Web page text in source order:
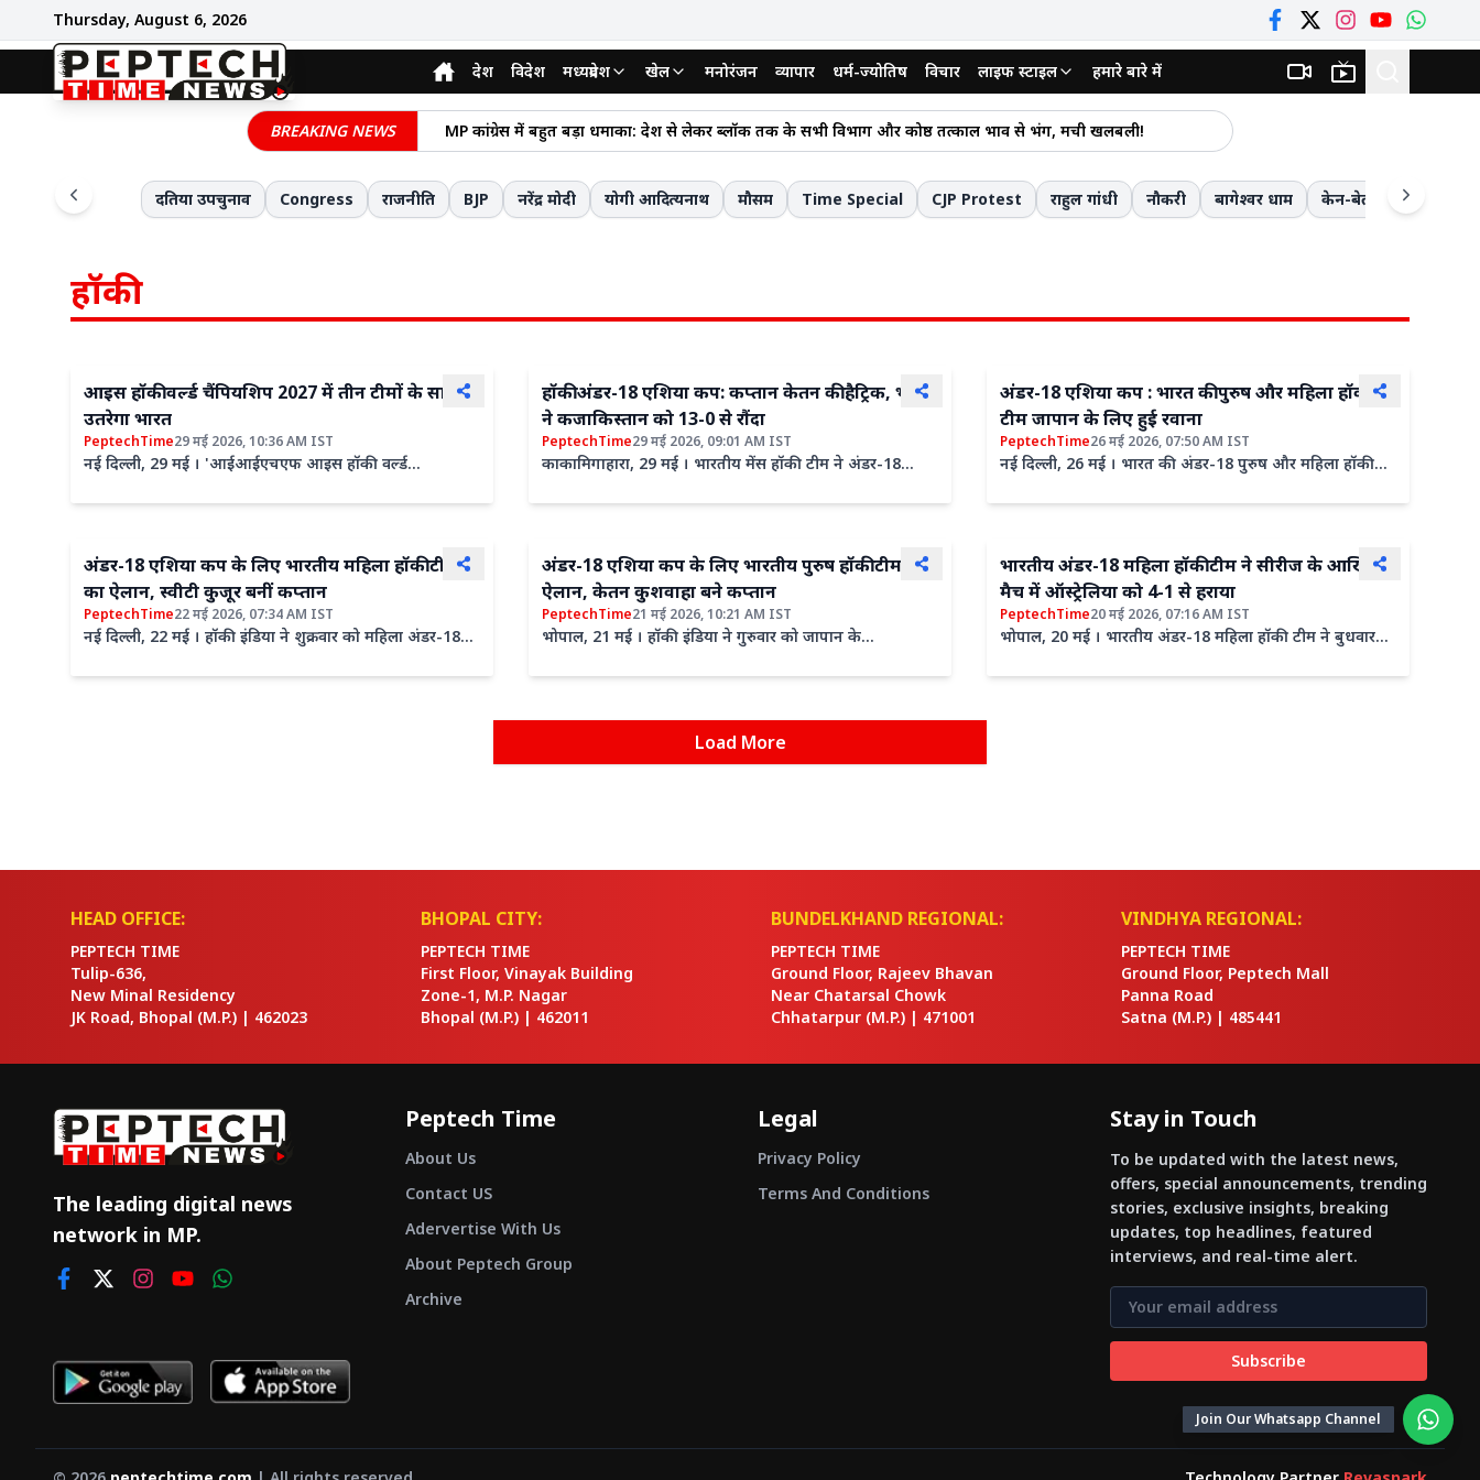
Thursday, August 6, 2026
देश विदेश मध्यप्रदेश खेल मनोरंजन व्यापार धर्म-ज्योतिष विचार लाइफ स्टाइल हमारे बारे में
BREAKING NEWS
MP कांग्रेस में बहुत बड़ा धमाका: प्रदेश से लेकर ब्लॉक तक के सभी विभाग और प्रकोष्ठ तत्काल प्रभाव से भंग, मची खलबली!
UP विधानसभा का मानसून सत्र अनिश्चितकाल के लिए स्थगित! सीएम योगी का सपा पर तीखा हमला- विपक्ष का चेहरा लोकतंत्र और विकास विरोधी
छात्रसंघ चुनाव प्रत्यक्ष प्रणाली से कराने की मांग, NSUI ने दी सीएम हाउस और विधानसभा घेराव की चेतावनी
मसाला फैक्ट्री में खौफनाक खेल! बिना हल्दी के ही तैयार हो रहा था हल्दी पाउडर, 5.86 लाख रुपये का संदिग्ध माल सीज
भारतीय सेना में अविवाहित महिला इंजीनियरों के लिए निकली भर्ती, 30 पदों के लिए 6 अगस्त तक करें आवेदन
MPPSC 2024: गृह विभाग ने जारी किया आदेश, 16 नए अधिकारियों को मिला DSP का पद
दतिया उपचुनाव Congress राजनीति BJP नरेंद्र मोदी योगी आदित्यनाथ मौसम Time Special CJP Protest राहुल गांधी नौकरी बागेश्वर धाम केन-बेतवा लिंक
हॉकी
आइस हॉकी वर्ल्ड चैंपियशिप 2027 में तीन टीमों के साथ
उतरेगा भारत
PeptechTime29 मई 2026, 10:36 AM IST
नई दिल्ली, 29 मई । 'आईआईएचएफ आइस हॉकी वर्ल्ड
टीमें अपना दमखम...
हॉकी अंडर-18 एशिया कप: कप्तान केतन की हैट्रिक, भारत
ने कजाकिस्तान को 13-0 से रौंदा
PeptechTime29 मई 2026, 09:01 AM IST
काकामिगाहारा, 29 मई । भारतीय मेंस हॉकी टीम ने अंडर-18
केतन कुशवाहा...
अंडर-18 एशिया कप : भारत की पुरुष और महिला हॉकी
टीम जापान के लिए हुई रवाना
PeptechTime26 मई 2026, 07:50 AM IST
नई दिल्ली, 26 मई । भारत की अंडर-18 पुरुष और महिला हॉकी
में...
अंडर-18 एशिया कप के लिए भारतीय महिला हॉकी टीम
का ऐलान, स्वीटी कुजूर बनीं कप्तान
PeptechTime22 मई 2026, 07:34 AM IST
नई दिल्ली, 22 मई । हॉकी इंडिया ने शुक्रवार को महिला अंडर-18
टूर्नामेंट...
अंडर-18 एशिया कप के लिए भारतीय पुरुष हॉकी टीम का
ऐलान, केतन कुशवाहा बने कप्तान
PeptechTime21 मई 2026, 10:21 AM IST
भोपाल, 21 मई । हॉकी इंडिया ने गुरुवार को जापान के
अंडर-18...
भारतीय अंडर-18 महिला हॉकी टीम ने सीरीज के आखिरी
मैच में ऑस्ट्रेलिया को 4-1 से हराया
PeptechTime20 मई 2026, 07:16 AM IST
भोपाल, 20 मई । भारतीय अंडर-18 महिला हॉकी टीम ने बुधवार
Load More
Join Our Whatsapp Channel
HEAD OFFICE:
PEPTECH TIME
Tulip-636,
New Minal Residency
JK Road, Bhopal (M.P.) | 462023
BHOPAL CITY:
PEPTECH TIME
First Floor, Vinayak Building
Zone-1, M.P. Nagar
Bhopal (M.P.) | 462011
BUNDELKHAND REGIONAL:
PEPTECH TIME
Ground Floor, Rajeev Bhavan
Near Chatarsal Chowk
Chhatarpur (M.P.) | 471001
VINDHYA REGIONAL:
PEPTECH TIME
Ground Floor, Peptech Mall
Panna Road
Satna (M.P.) | 485441
The leading digital news
network in MP.
Peptech Time
About Us
Contact US
Adervertise With Us
About Peptech Group
Archive
Legal
Privacy Policy
Terms And Conditions
Stay in Touch
To be updated with the latest news,
offers, special announcements, trending
stories, exclusive insights, breaking
updates, top headlines, featured
interviews, and real-time alert.
Subscribe